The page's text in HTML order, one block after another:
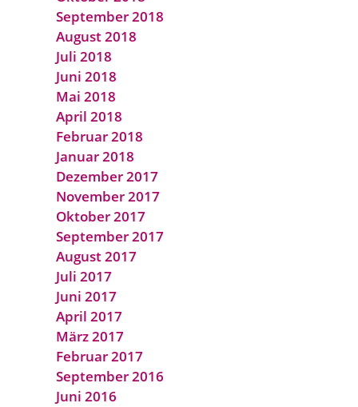
September 2018
August 2018
Juli 2018
Juni 2018
Mai 2018
April 2018
Februar 2018
Januar 2018
Dezember 2017
November 2017
Oktober 2017
September 2017
August 2017
Juli 2017
Juni 2017
April 2017
März 2017
Februar 2017
September 2016
Juni 2016